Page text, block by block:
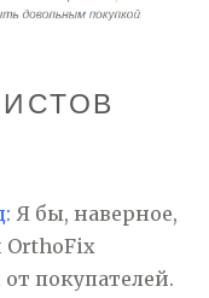
Я бы, наверное,
OrthoFix
покупателей.